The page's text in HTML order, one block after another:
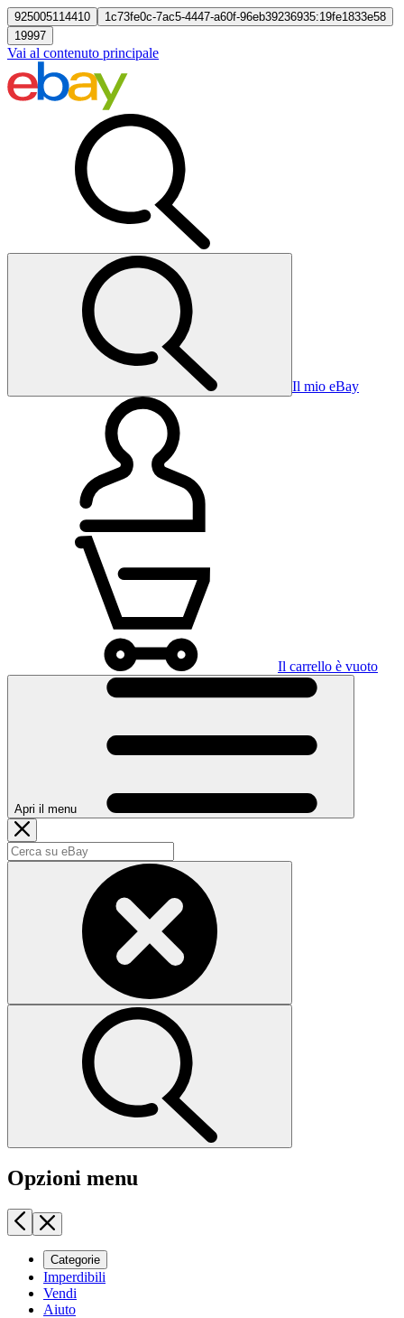
925005114410
1c73fe0c-7ac5-4447-a60f-96eb39236935:19fe1833e58
19997
Vai al contenuto principale
Il mio eBay
Il carrello è vuoto
Apri il menu
Opzioni menu
Categorie
Imperdibili
Vendi
Aiuto